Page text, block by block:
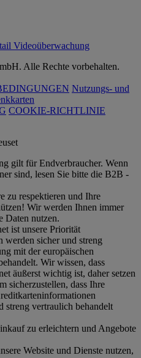
Videoüberwachung
Alle Rechte vorbehalten.
Nutzungs- und
COOKIE-RICHTLINIE
gilt für Endverbraucher. Wenn
sind, lesen Sie bitte die B2B -
zu respektieren und Ihre
Wir werden Ihnen immer
Daten nutzen.
ist unsere Priorität
werden sicher und streng
mit der europäischen
Wir wissen, dass
äußerst wichtig ist, daher setzen
sicherzustellen, dass Ihre
streng vertraulich behandelt
zu erleichtern und Angebote
Website und Dienste nutzen,